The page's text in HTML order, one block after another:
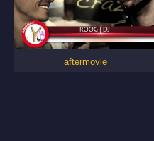
aftermovie